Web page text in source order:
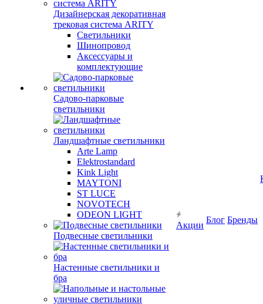
Дизайнерская декоративная
трековая система ARITY
Светильники
Шинопровод
Аксессуары и
комплектующие
Садово-парковые
светильники
Ландшафтные светильники
Arte Lamp
Elektrostandard
Kink Light
MAYTONI
ST LUCE
NOVOTECH
ODEON LIGHT
Подвесные светильники
Настенные светильники и
бра
Акции
Блог Бренды